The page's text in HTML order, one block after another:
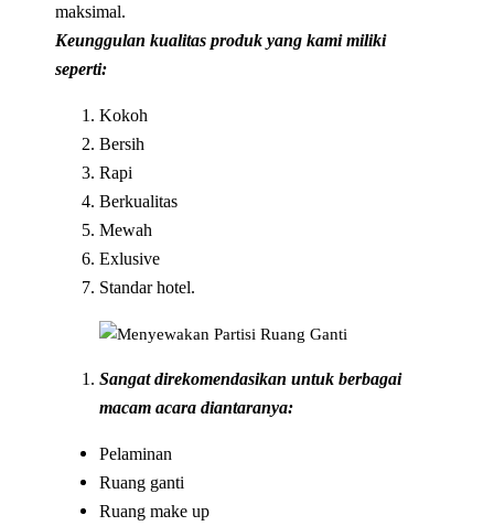
maksimal.
Keunggulan kualitas produk yang kami miliki
seperti:
Kokoh
Bersih
Rapi
Berkualitas
Mewah
Exlusive
Standar hotel.
Sangat direkomendasikan untuk berbagai
macam acara diantaranya:
Pelaminan
Ruang ganti
Ruang make up